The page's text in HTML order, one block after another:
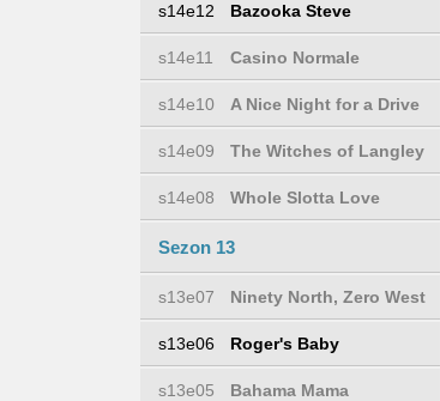
s14e12 Bazooka Steve
s14e11 Casino Normale
s14e10 A Nice Night for a Drive
s14e09 The Witches of Langley
s14e08 Whole Slotta Love
Sezon 13
s13e07 Ninety North, Zero West
s13e06 Roger's Baby
s13e05 Bahama Mama